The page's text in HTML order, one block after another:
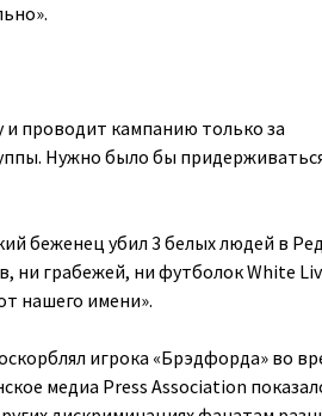
проводит кампанию только за
Нужно было бы
беженец убил 3 белых людей в
ни грабежей, ни футболок White
нашего имени».
игрока «Брэдфорда» во
медиа Press Association